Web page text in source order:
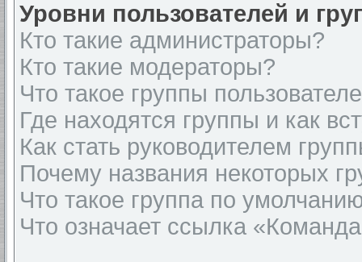
Уровни пользователей и
Кто такие администраторы?
Кто такие модераторы?
Что такое группы
Где находятся группы и как
Как стать руководителем
Почему названия некоторых
Что такое группа по
Что означает ссылка